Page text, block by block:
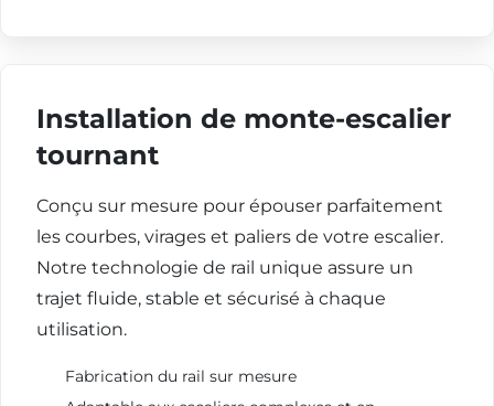
Installation de monte-escalier
tournant
Conçu sur mesure pour épouser parfaitement
les courbes, virages et paliers de votre escalier.
Notre technologie de rail unique assure un
trajet fluide, stable et sécurisé à chaque
utilisation.
Fabrication du rail sur mesure